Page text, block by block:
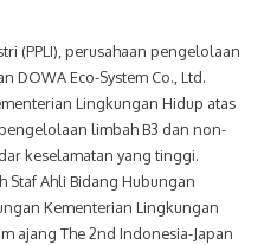
(PPLI), perusahaan pengelolaan
DOWA Eco-System Co., Ltd.
Lingkungan Hidup atas
limbah B3 dan non-
keselamatan yang tinggi.
Staf Ahli Bidang Hubungan
Kementerian Lingkungan
ajang The 2nd Indonesia-Japan